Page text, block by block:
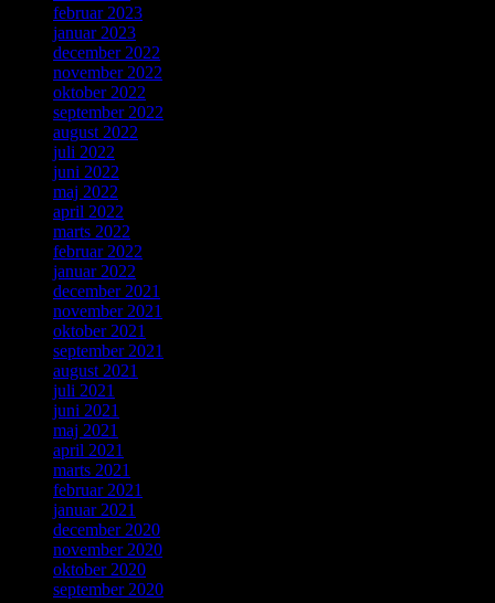
februar 2023
januar 2023
december 2022
november 2022
oktober 2022
september 2022
august 2022
juli 2022
juni 2022
maj 2022
april 2022
marts 2022
februar 2022
januar 2022
december 2021
november 2021
oktober 2021
september 2021
august 2021
juli 2021
juni 2021
maj 2021
april 2021
marts 2021
februar 2021
januar 2021
december 2020
november 2020
oktober 2020
september 2020